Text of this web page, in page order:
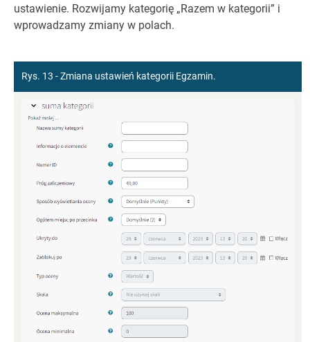
ustawienie. Rozwijamy kategorię „Razem w kategorii” i
wprowadzamy zmiany w polach.
Rys. 13 - Zmiana ustawień kategorii Egzamin.